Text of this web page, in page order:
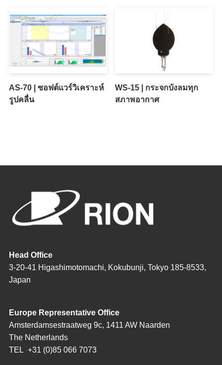
AS-70 | ซอฟต์แวร์วิเคราะห์
รูปคลื่น
WS-15 | กระจกบังลมทุก
สภาพอากาศ
Head Office
3-20-41 Higashimotomachi, Kokubunji, Tokyo 185-8533,
Japan
Europe Representative Office
Amsterdamsestraatweg 9c, 1411 AW Naarden
The Netherlands
TEL +31 (0)85 066 7073